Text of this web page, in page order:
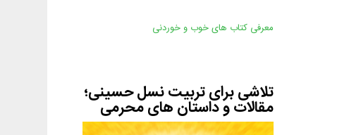
معرفی کتاب های خوب و خوردنی
تلاشی برای تربیت نسل حسینی؛
مقالات و داستان های محرمی